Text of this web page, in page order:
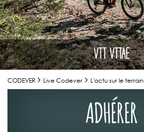
RANDO 4X4
CODEVER Live Codever L'actu sur le terrain
ADHÉRER